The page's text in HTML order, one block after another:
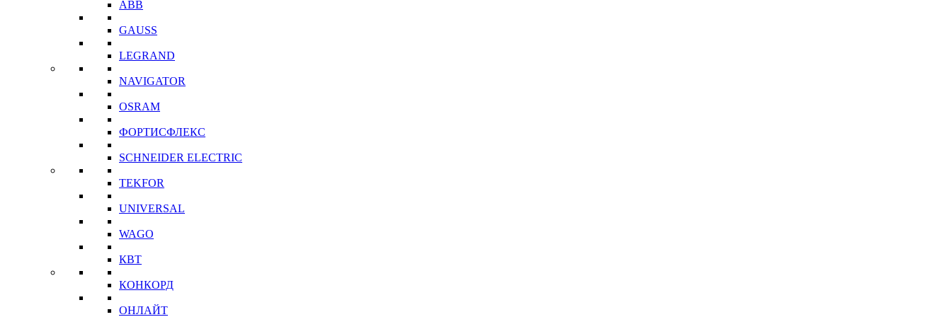
ABB
GAUSS
LEGRAND
NAVIGATOR
OSRAM
ФОРТИСФЛЕКС
SCHNEIDER ELECTRIC
TEKFOR
UNIVERSAL
WAGO
КВТ
КОНКОРД
ОНЛАЙТ